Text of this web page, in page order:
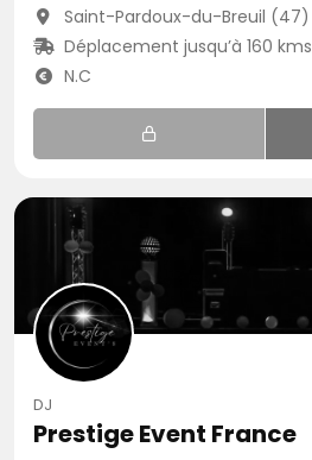
Saint-Pardoux-du-Breuil (47)
Déplacement jusqu’à 160 kms
N.C
DJ
Prestige Event France